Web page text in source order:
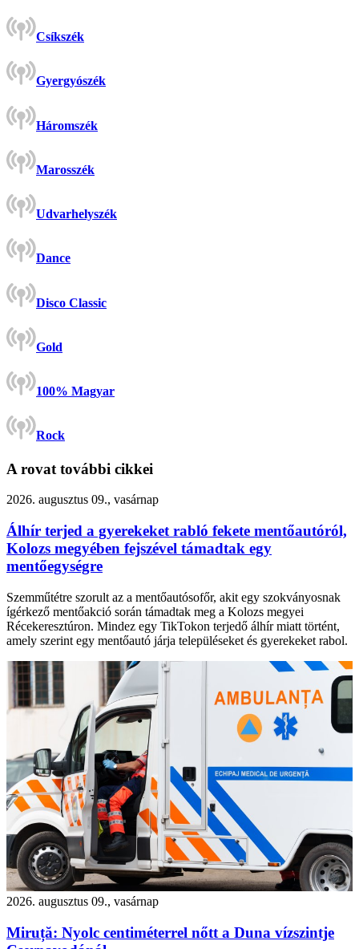
Csíkszék
Gyergyószék
Háromszék
Marosszék
Udvarhelyszék
Dance
Disco Classic
Gold
100% Magyar
Rock
A rovat további cikkei
2026. augusztus 09., vasárnap
Álhír terjed a gyerekeket rabló fekete mentőautóról,
Kolozs megyében fejszével támadtak egy
mentőegységre
Szemműtétre szorult az a mentőautósofőr, akit egy szokványosnak
ígérkező mentőakció során támadtak meg a Kolozs megyei
Récekeresztúron. Mindez egy TikTokon terjedő álhír miatt történt,
amely szerint egy mentőautó járja településeket és gyerekeket rabol.
2026. augusztus 09., vasárnap
Miruță: Nyolc centiméterrel nőtt a Duna vízszintje